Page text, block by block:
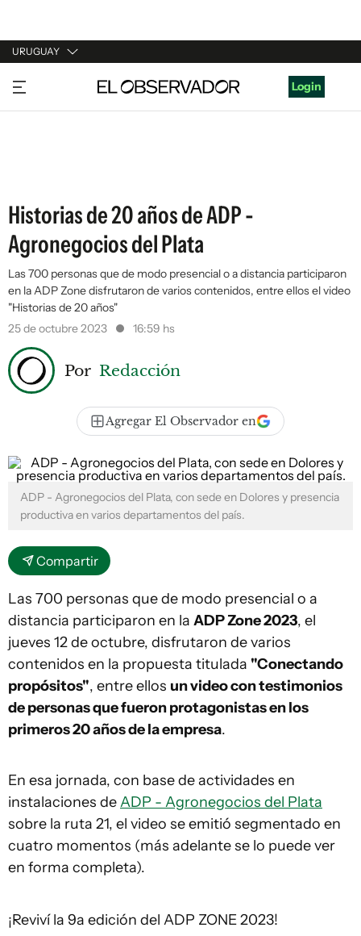
URUGUAY
URUGUAY
ARGENTINA
Login
Historias de 20 años de ADP -
Agronegocios del Plata
Las 700 personas que de modo presencial o a distancia participaron
en la ADP Zone disfrutaron de varios contenidos, entre ellos el video
"Historias de 20 años"
25 de octubre 2023
16:59 hs
Por Redacción
Agregar El Observador en
ADP - Agronegocios del Plata, con sede en Dolores y presencia
productiva en varios departamentos del país.
Compartir
Las 700 personas que de modo presencial o a
distancia participaron en la ADP Zone 2023, el
jueves 12 de octubre, disfrutaron de varios
contenidos en la propuesta titulada "Conectando
propósitos", entre ellos un video con testimonios
de personas que fueron protagonistas en los
primeros 20 años de la empresa.
En esa jornada, con base de actividades en
instalaciones deADP - Agronegocios del Plata
sobre la ruta 21, el video se emitió segmentado en
cuatro momentos (más adelante se lo puede ver
en forma completa).
¡Reviví la 9a edición del ADP ZONE 2023!